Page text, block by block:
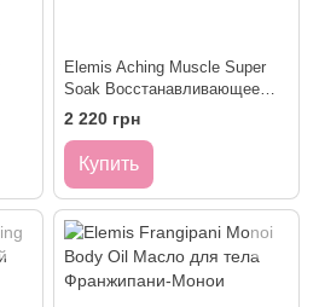
Elemis Aching Muscle Super
Soak Восстанавливающее
средство для ванны после
фитнеса
2 220 грн
Купить